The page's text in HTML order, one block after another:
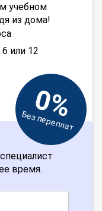
учебном
из дома!
или 12
0%
Без переплат
время.